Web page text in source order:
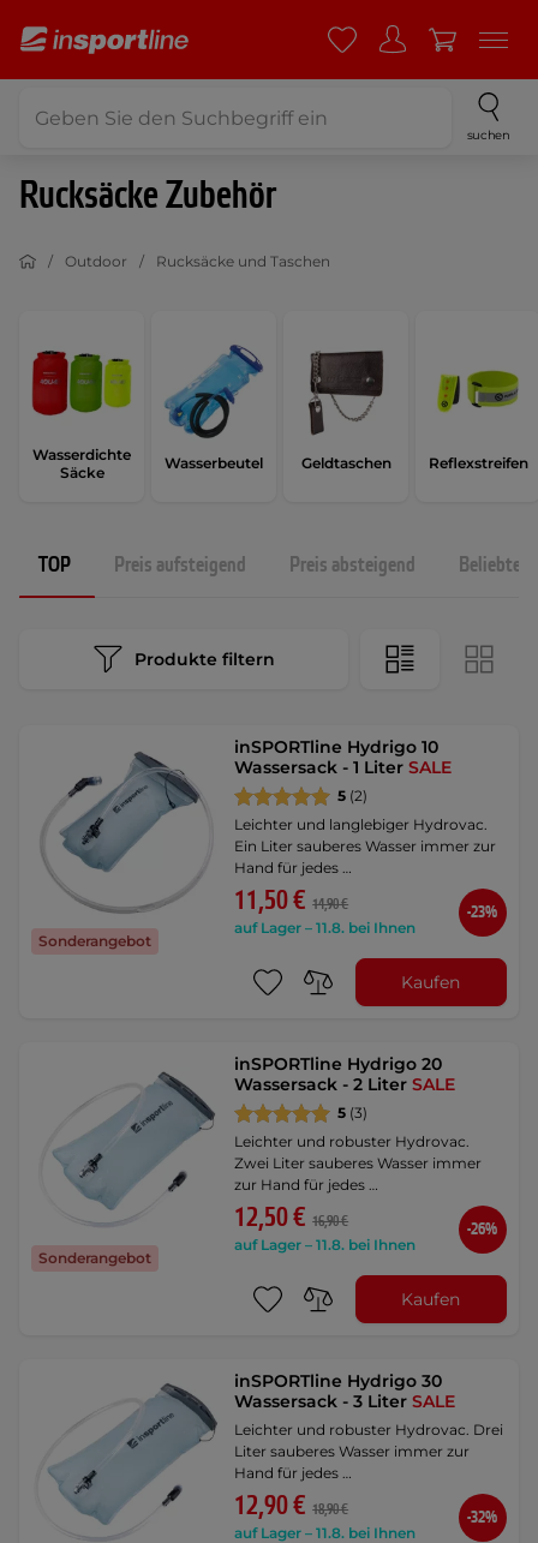
suchen
Rucksäcke Zubehör
Outdoor Rucksäcke und Taschen
Wasserdichte
Säcke
Wasserbeutel Geldtaschen Reflexstreifen
TOP Preis aufsteigend Preis absteigend
Produkte filtern
Sonderangebot
inSPORTline Hydrigo 10
Wassersack - 1 LiterSALE
5 (2)
Leichter und langlebiger Hydrovac.
Ein Liter sauberes Wasser immer zur
Hand für jedes …
11,50 € 14,90 €
auf Lager – 11.8. bei Ihnen
-23%
Kaufen
Sonderangebot
inSPORTline Hydrigo 20
Wassersack - 2 LiterSALE
5 (3)
Leichter und robuster Hydrovac.
Zwei Liter sauberes Wasser immer
zur Hand für jedes …
12,50 € 16,90 €
auf Lager – 11.8. bei Ihnen
-26%
Kaufen
inSPORTline Hydrigo 30
Wassersack - 3 LiterSALE
Leichter und robuster Hydrovac. Drei
Liter sauberes Wasser immer zur
Hand für jedes …
12,90 € 18,90 €
auf Lager – 11.8. bei Ihnen
-32%